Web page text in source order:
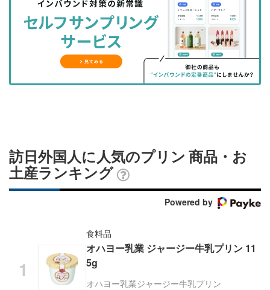
シ
ェ
る
シ
ェ
ア
す
る
ク
マ
に
購
読
す
る
録
す
る
訪日外国人に人気のプリン 商品・お
土産ランキング
Powered by
食料品
オハヨー乳業 ジャージー牛乳プリン 11
5g
オハヨー乳業ジャージー牛乳プリン